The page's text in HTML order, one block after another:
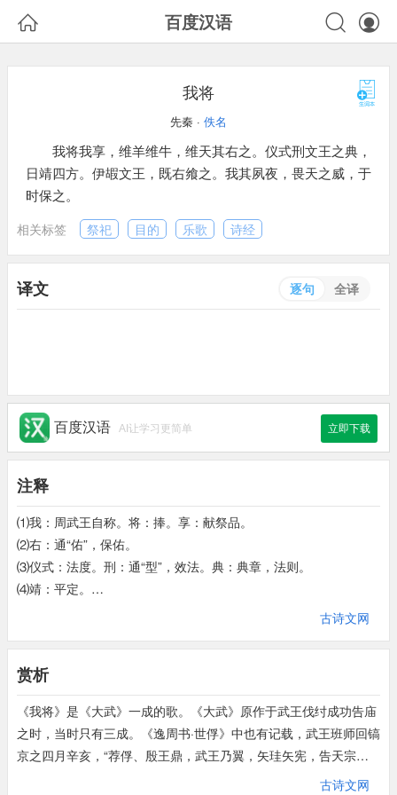
 百度汉语 

我将
先秦 · 佚名
我将我享，维羊维牛，维天其右之。仪式刑文王之典，
日靖四方。伊嘏文王，既右飨之。我其夙夜，畏天之威，于
时保之。
相关标签 祭祀 目的 乐歌 诗经
译文 逐句 全译
百度汉语 AI让学习更简单 立即下载
注释
⑴我：周武王自称。将：捧。享：献祭品。
⑵右：通“佑”，保佑。
⑶仪式：法度。刑：通“型”，效法。典：典章，法则。
⑷靖：平定。
右”。飨（xiǎng）：享用祭品。
⑺于时：于是。
古诗文网
赏析
《我将》是《大武》一成的歌。《大武》原作于武王伐纣成功告庙
之时，当时只有三成。《逸周书·世俘》中也有记载，武王班师回镐
京之四月辛亥，“荐俘、殷王鼎，武王乃翼，矢珪矢宪，告天宗上
帝。”第四天，“甲寅，谒（告）我（伐）殷于牧野，王佩赤白旂，
古诗文网